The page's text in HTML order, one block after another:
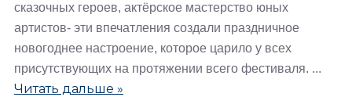
сказочных героев, актёрское мастерство юных
артистов- эти впечатления создали праздничное
новогоднее настроение, которое царило у всех
присутствующих на протяжении всего фестиваля. ...
Читать дальше »